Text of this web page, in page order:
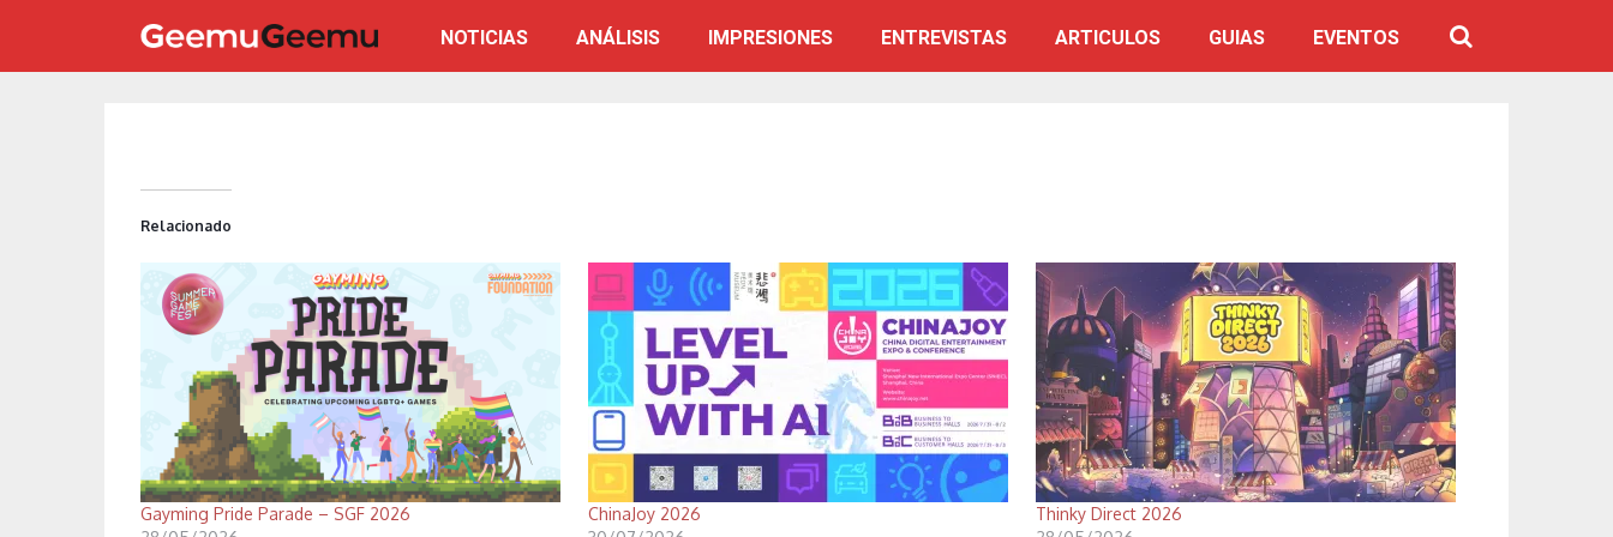
NOTICIAS ANÁLISIS IMPRESIONES ENTREVISTAS ARTICULOS GUIAS EVENTOS
Relacionado
Gayming Pride Parade – SGF 2026
ChinaJoy 2026
Thinky Direct 2026